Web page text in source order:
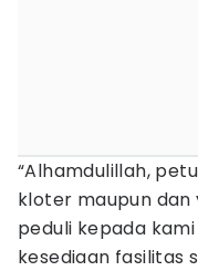
“Alhamdulillah,
kloter maupun dan
peduli kepada
kesediaan fasilitas